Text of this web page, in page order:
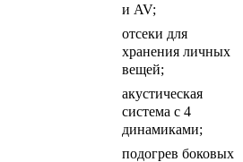
и AV;
отсеки для
хранения личных
вещей;
акустическая
система с 4
динамиками;
подогрев боковых